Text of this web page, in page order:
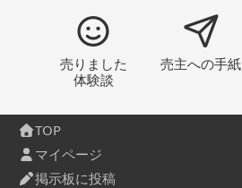
売りました
体験談
売主への手紙
TOP
マイページ
掲示板に投稿